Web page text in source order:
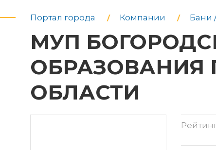
Портал города Компании Бани
МУП
ОБРАЗОВАНИЯ
ОБЛАСТИ